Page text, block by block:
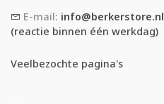
E-mail: info@berkerstore.nl
(reactie binnen één werkdag)
Veelbezochte pagina's